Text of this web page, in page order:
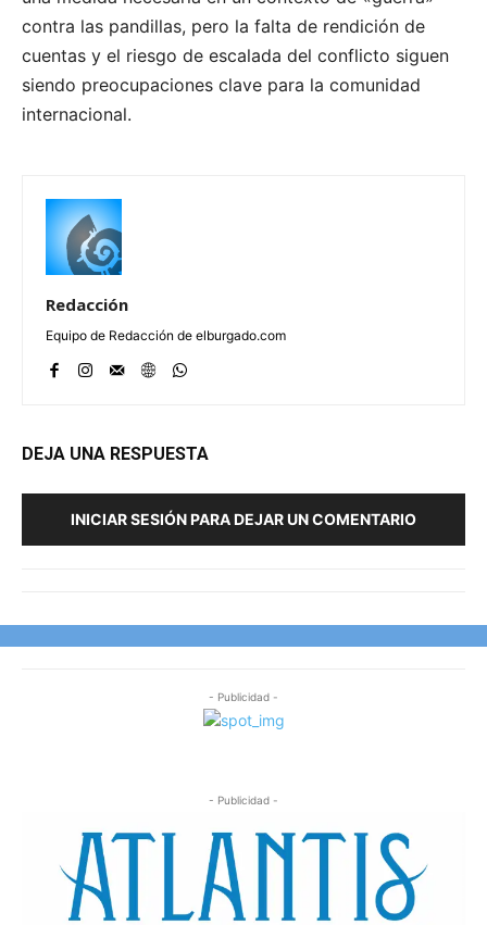
contra las pandillas, pero la falta de rendición de
cuentas y el riesgo de escalada del conflicto siguen
siendo preocupaciones clave para la comunidad
internacional.
Redacción
Equipo de Redacción de elburgado.com
DEJA UNA RESPUESTA
INICIAR SESIÓN PARA DEJAR UN COMENTARIO
- Publicidad -
- Publicidad -